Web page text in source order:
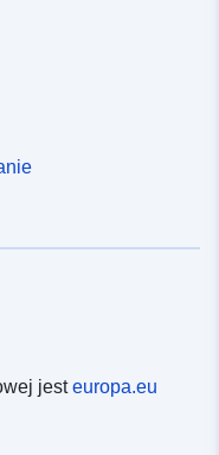
jesteuropa.eu